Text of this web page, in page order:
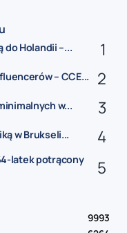
do Holandii –...
– CCE...
w...
w Brukseli...
latek potrącony
9993